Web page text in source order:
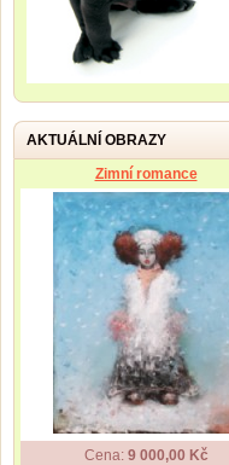
AKTUÁLNÍ OBRAZY
Zimní romance
Cena: 9 000,00 Kč